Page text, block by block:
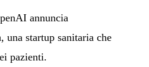
annuncia
una startup sanitaria che
pazienti.